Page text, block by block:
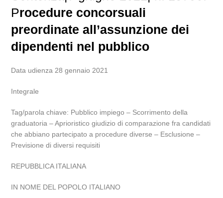
Procedure concorsuali
preordinate all’assunzione dei
dipendenti nel pubblico
Data udienza 28 gennaio 2021
Integrale
Tag/parola chiave: Pubblico impiego – Scorrimento della
graduatoria – Aprioristico giudizio di comparazione fra candidati
che abbiano partecipato a procedure diverse – Esclusione –
Previsione di diversi requisiti
REPUBBLICA ITALIANA
IN NOME DEL POPOLO ITALIANO